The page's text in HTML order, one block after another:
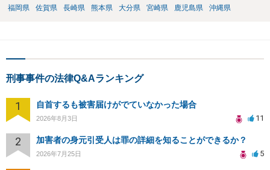
福岡県
佐賀県 長崎県 熊本県 大分県 宮崎県 鹿児島県 沖縄県
刑事事件の法律Q&Aランキング
1 自首するも被害届けがでていなかった場合
2026年8月3日 11
2 加害者の身元引受人は罪の詳細を知ることができるか？
2026年7月25日 5